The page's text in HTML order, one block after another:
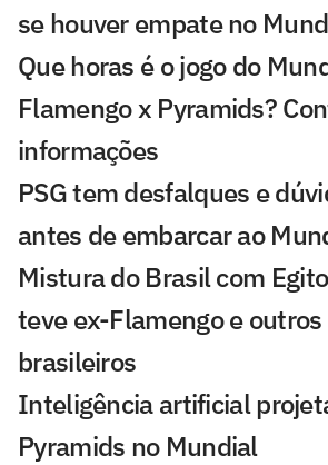
se houver empate no
Que horas é o jogo do
Flamengo x Pyramids?
informações
PSG tem desfalques e
antes de embarcar ao
Mistura do Brasil com
teve ex-Flamengo e
brasileiros
Inteligência artificial
Pyramids no Mundial